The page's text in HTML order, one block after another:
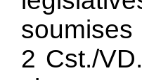
2 Cst./